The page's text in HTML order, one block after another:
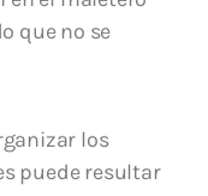
que no se
los
puede resultar